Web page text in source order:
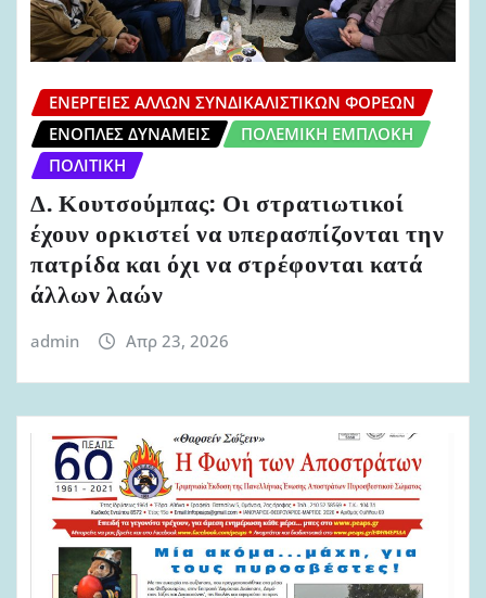
ΕΝΈΡΓΕΙΕΣ ΆΛΛΩΝ ΣΥΝΔΙΚΑΛΙΣΤΙΚΏΝ ΦΟΡΈΩΝ
ΈΝΟΠΛΕΣ ΔΥΝΆΜΕΙΣ
ΠΟΛΕΜΙΚΉ ΕΜΠΛΟΚΉ
ΠΟΛΙΤΙΚΉ
Δ. Κουτσούμπας: Οι στρατιωτικοί
έχουν ορκιστεί να υπερασπίζονται την
πατρίδα και όχι να στρέφονται κατά
άλλων λαών
admin Απρ 23, 2026